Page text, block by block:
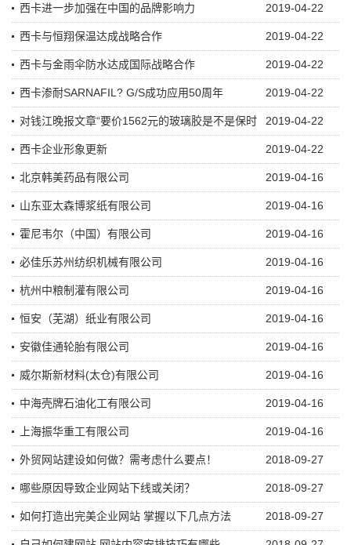
2019-04-22
西卡进一步加强在中国的品牌影响力
2019-04-22
西卡与恒翔保温达成战略合作
2019-04-22
西卡与金雨伞防水达成国际战略合作
2019-04-22
西卡渗耐SARNAFIL? G/S成功应用50周年
2019-04-22
对钱江晚报文章“要价1562元的玻璃胶是不是保时
2019-04-22
西卡企业形象更新
2019-04-16
北京韩美药品有限公司
2019-04-16
山东亚太森博浆纸有限公司
2019-04-16
霍尼韦尔（中国）有限公司
2019-04-16
必佳乐苏州纺织机械有限公司
2019-04-16
杭州中粮制灌有限公司
2019-04-16
恒安（芜湖）纸业有限公司
2019-04-16
安徽佳通轮胎有限公司
2019-04-16
威尔斯新材料(太仓)有限公司
2019-04-16
中海壳牌石油化工有限公司
2019-04-16
上海振华重工有限公司
2018-09-27
外贸网站建设如何做？需考虑什么要点！
2018-09-27
哪些原因导致企业网站下线或关闭？
2018-09-27
如何打造出完美企业网站 掌握以下几点方法